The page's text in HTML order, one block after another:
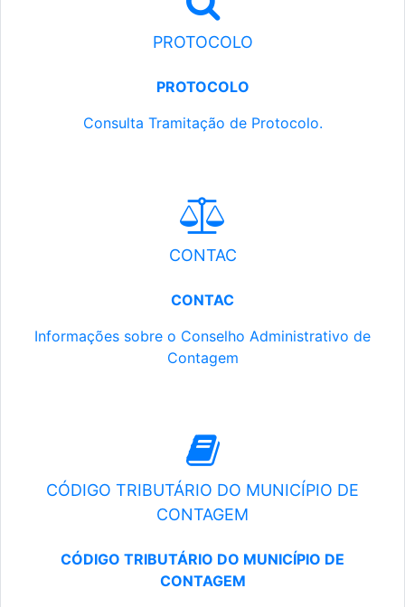
PROTOCOLO
PROTOCOLO
Consulta Tramitação de Protocolo.
CONTAC
CONTAC
Informações sobre o Conselho Administrativo de
Contagem
CÓDIGO TRIBUTÁRIO DO MUNICÍPIO DE
CONTAGEM
CÓDIGO TRIBUTÁRIO DO MUNICÍPIO DE
CONTAGEM